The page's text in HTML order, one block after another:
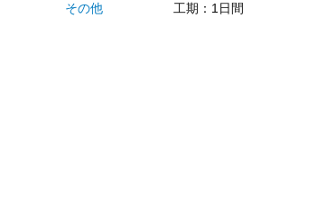
その他 工期：1日間